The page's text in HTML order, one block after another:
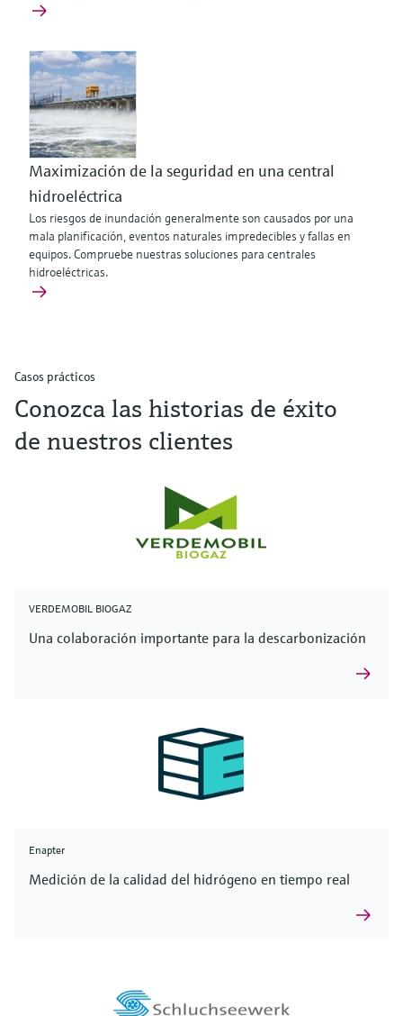
Maximización de la seguridad en una central
hidroeléctrica
Los riesgos de inundación generalmente son causados por una
mala planificación, eventos naturales impredecibles y fallas en
equipos. Compruebe nuestras soluciones para centrales
hidroeléctricas.
Casos prácticos
Conozca las historias de éxito
de nuestros clientes
VERDEMOBIL BIOGAZ
Una colaboración importante para la descarbonización
Enapter
Medición de la calidad del hidrógeno en tiempo real